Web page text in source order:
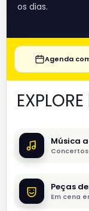
os dias.
Agenda
Música
Peças
Em cena